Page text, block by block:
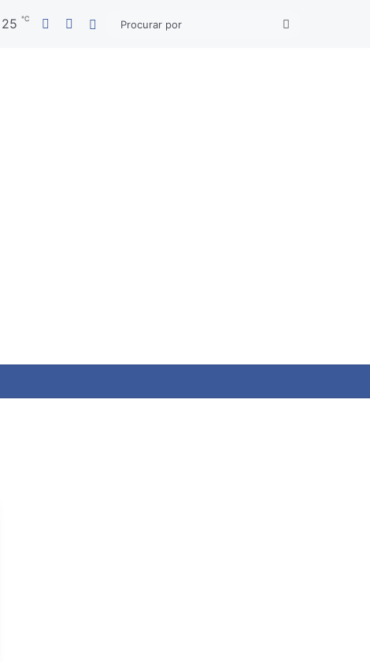
25 ℃ FacebookYouTube
Entrar
Procurar